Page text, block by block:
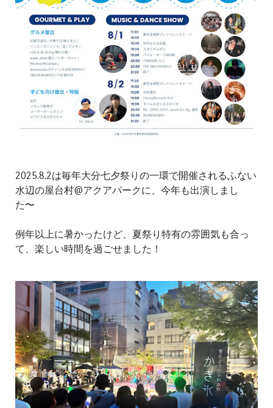
2025.8.2は毎年大分七夕祭りの一環で開催されるふない
水辺の屋台村@アクアパークに、今年も出演しまし
た〜
例年以上に暑かったけど、夏祭り特有の雰囲気も合っ
て、楽しい時間を過ごせました！